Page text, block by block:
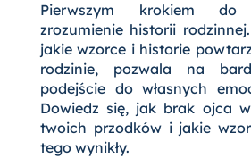
Pierwszym krokiem
zrozumienie historii
jakie wzorce i historie
rodzinie, pozwala na
podejście do własnych
Dowiedz się, jak brak ojca
twoich przodków i jakie
tego wynikły.